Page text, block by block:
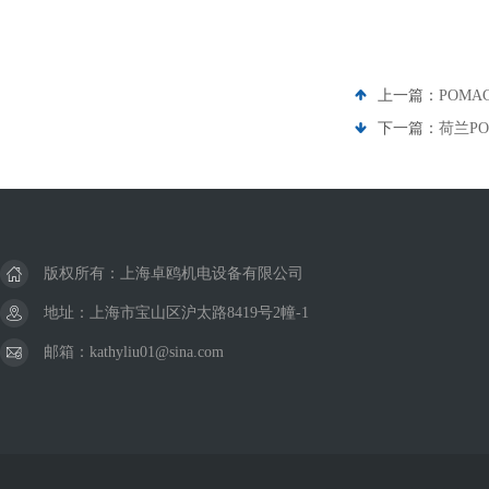
上一篇：
下一篇： 荷兰
版权所有：上海卓鸥机电设备有限公司
地址：上海市宝山区沪太路8419号2幢-1
邮箱：kathyliu01@sina.com